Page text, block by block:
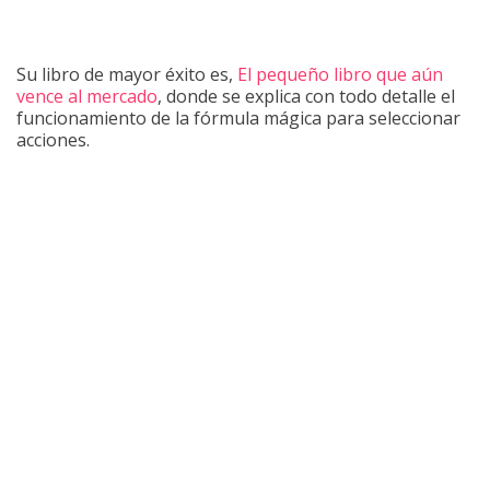
Su libro de mayor éxito es, El pequeño libro que aún
vence al mercado, donde se explica con todo detalle el
funcionamiento de la fórmula mágica para seleccionar
acciones.